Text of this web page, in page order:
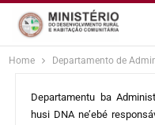
content
Home Departamento de
Departamentu ba
husi DNA ne’ebé